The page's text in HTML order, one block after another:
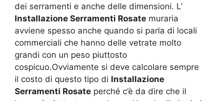
dei serramenti e anche delle dimensioni. L’
Installazione Serramenti Rosate muraria
avviene spesso anche quando si parla di locali
commerciali che hanno delle vetrate molto
grandi con un peso piuttosto
cospicuo.Ovviamente si deve calcolare sempre
il costo di questo tipo di Installazione
Serramenti Rosate perché c’è da dire che il